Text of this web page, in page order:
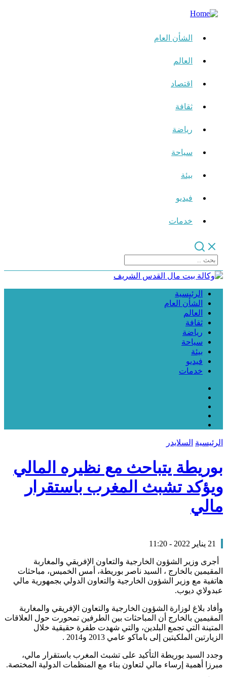
الشأن العام
العالم
اقتصاد
ثقافة
رياضة
سياحة
بيئة
فيديو
خدمات
الرئيسية
الشأن العام
العالم
ثقافة
رياضة
سياحة
بيئة
فيديو
خدمات
الرئيسية السلايدر
بوريطة يتباحث مع نظيره المالي
ويؤكد تشبث المغرب باستقرار
مالي
21 يناير 2022 - 11:20
أجرى وزير الشؤون الخارجية والتعاون الإفريقي والمغاربة
المقيمين بالخارج ، السيد ناصر بوريطة، أمس الخميس، مباحثات
هاتفية مع وزير الشؤون الخارجية والتعاون الدولي بجمهورية مالي
عبدولاي ديوب.
وأفاد بلاغ لوزارة الشؤون الخارجية والتعاون الإفريقي والمغاربة
المقيمين بالخارج أن المباحثات بين الطرفين تمحورت حول العلاقات
المتينة التي تجمع البلدين، والتي شهدت طفرة حقيقية خلال
الزيارتين الملكيتين إلى باماكو عامي 2013 و2014 .
وجدد السيد بوريطة التأكيد على تشبث المغرب باستقرار مالي،
مبرزا أهمية إرساء مالي لتعاون بناء مع المنظمات الدولية المختصة.